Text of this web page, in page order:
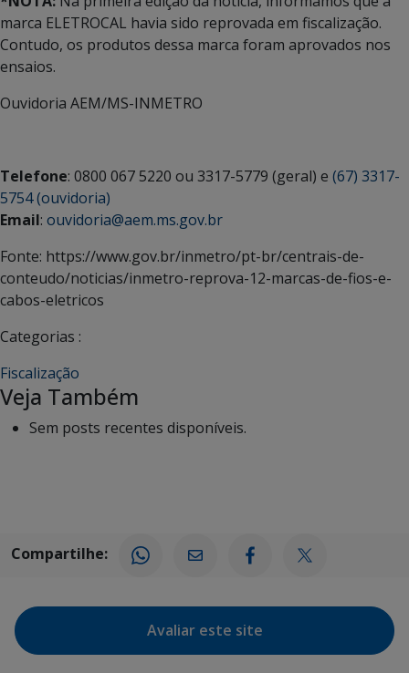
marca ELETROCAL havia sido reprovada em fiscalização.
Contudo, os produtos dessa marca foram aprovados nos
ensaios.
Ouvidoria AEM/MS-INMETRO
Telefone: 0800 067 5220 ou 3317-5779 (geral) e (67) 3317-
5754 (ouvidoria)
Email: ouvidoria@aem.ms.gov.br
Fonte: https://www.gov.br/inmetro/pt-br/centrais-de-
conteudo/noticias/inmetro-reprova-12-marcas-de-fios-e-
cabos-eletricos
Categorias :
Fiscalização
Veja Também
Sem posts recentes disponíveis.
Compartilhe:
Avaliar este site